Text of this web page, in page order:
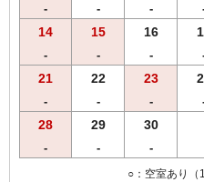
- - -
14
-
15
-
16
-
21
-
22
-
23
-
28
-
29
-
30
-
○：空室あり